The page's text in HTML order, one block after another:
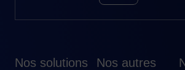
Nos solutions
Nos autres